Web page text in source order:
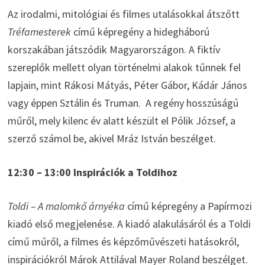
Az irodalmi, mitológiai és filmes utalásokkal átszőtt
Tréfamesterek című képregény a hidegháború
korszakában játszódik Magyarországon. A fiktív
szereplők mellett olyan történelmi alakok tűnnek fel
lapjain, mint Rákosi Mátyás, Péter Gábor, Kádár János
vagy éppen Sztálin és Truman. A regény hosszúságú
műről, mely kilenc év alatt készült el Pólik József, a
szerző számol be, akivel Mráz István beszélget.
12:30 – 13:00 Inspirációk a Toldihoz
Toldi – A malomkő árnyéka című képregény a Papírmozi
kiadó első megjelenése. A kiadó alakulásáról és a Toldi
című műről, a filmes és képzőművészeti hatásokról,
inspirációkról Márok Attilával Mayer Roland beszélget.